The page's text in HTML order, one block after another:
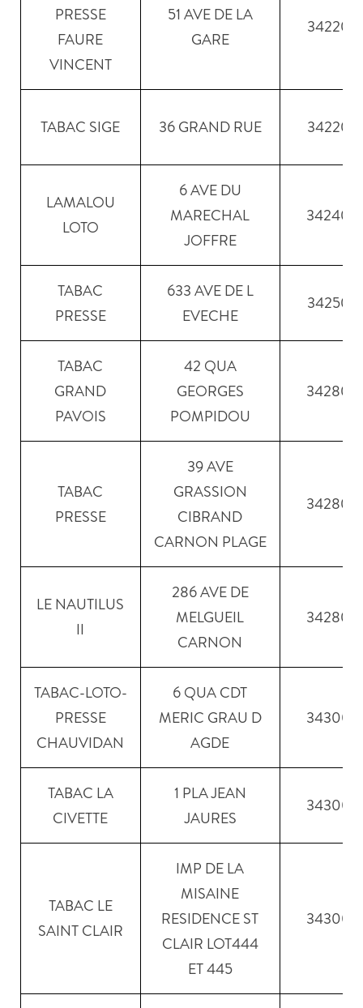
PRESSE
FAURE
VINCENT
51 AVE DE LA
GARE
34220
TABAC SIGE 36 GRAND RUE 34220
LAMALOU
LOTO
6 AVE DU
MARECHAL
JOFFRE
34240
TABAC
PRESSE
633 AVE DE L
EVECHE
34250
TABAC
GRAND
PAVOIS
42 QUA
GEORGES
POMPIDOU
34280
TABAC
PRESSE
39 AVE
GRASSION
CIBRAND
CARNON PLAGE
34280
LE NAUTILUS
II
286 AVE DE
MELGUEIL
CARNON
34280
TABAC-LOTO-
PRESSE
CHAUVIDAN
6 QUA CDT
MERIC GRAU D
AGDE
34300
TABAC LA
CIVETTE
1 PLA JEAN
JAURES
34300
TABAC LE
SAINT CLAIR
IMP DE LA
MISAINE
RESIDENCE ST
CLAIR LOT444
ET 445
34300